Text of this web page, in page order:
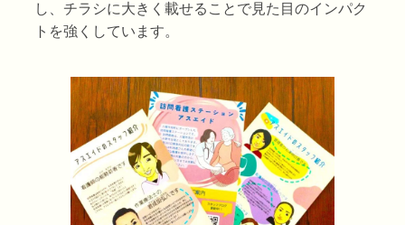
し、チラシに大きく載せることで見た目のインパク
トを強くしています。